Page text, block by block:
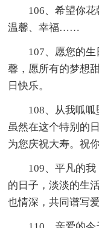
106、希望你花
温馨、幸福……
107、愿您的
馨，愿所有的梦想
日快乐。
108、从我呱
虽然在这个特别的
为您庆祝大寿。祝
109、平凡的
的日子，淡淡的生
也情深，共同谱写